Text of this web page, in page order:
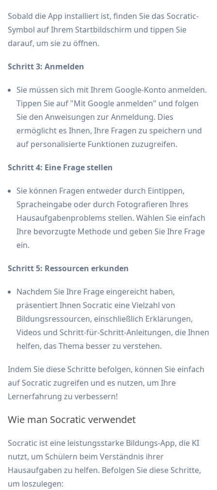
Sobald die App installiert ist, finden Sie das Socratic-
Symbol auf Ihrem Startbildschirm und tippen Sie
darauf, um sie zu öffnen.
Schritt 3: Anmelden
Sie müssen sich mit Ihrem Google-Konto anmelden.
Tippen Sie auf "Mit Google anmelden" und folgen
Sie den Anweisungen zur Anmeldung. Dies
ermöglicht es Ihnen, Ihre Fragen zu speichern und
auf personalisierte Funktionen zuzugreifen.
Schritt 4: Eine Frage stellen
Sie können Fragen entweder durch Eintippen,
Spracheingabe oder durch Fotografieren Ihres
Hausaufgabenproblems stellen. Wählen Sie einfach
Ihre bevorzugte Methode und geben Sie Ihre Frage
ein.
Schritt 5: Ressourcen erkunden
Nachdem Sie Ihre Frage eingereicht haben,
präsentiert Ihnen Socratic eine Vielzahl von
Bildungsressourcen, einschließlich Erklärungen,
Videos und Schritt-für-Schritt-Anleitungen, die Ihnen
helfen, das Thema besser zu verstehen.
Indem Sie diese Schritte befolgen, können Sie einfach
auf Socratic zugreifen und es nutzen, um Ihre
Lernerfahrung zu verbessern!
Wie man Socratic verwendet
Socratic ist eine leistungsstarke Bildungs-App, die KI
nutzt, um Schülern beim Verständnis ihrer
Hausaufgaben zu helfen. Befolgen Sie diese Schritte,
um loszulegen: